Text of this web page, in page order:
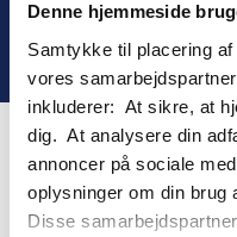
Denne hjemmeside
Samtykke til placering
vores
inkluderer: At sikre, at
dig. At analysere din
annoncer på sociale
oplysninger om din brug
Disse
© 2026 goMember